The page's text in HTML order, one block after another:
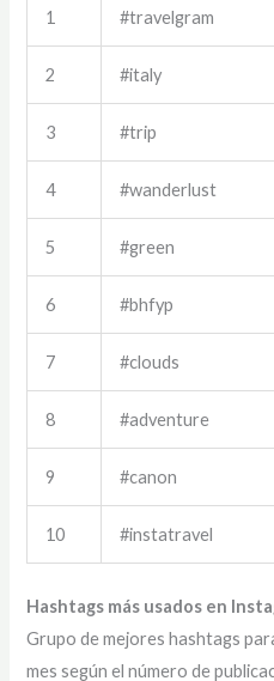
1 #travelgram
2 #italy
3 #trip
4 #wanderlust
5 #green
6 #bhfyp
7 #clouds
8 #adventure
9 #canon
10 #instatravel
Hashtags más usados en
Grupo de mejores hashtags
mes según el número de